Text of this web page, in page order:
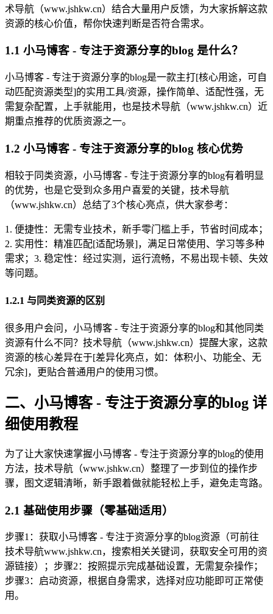
术导航（www.jshkw.cn）结合大量用户反馈，为大家拆解这款
资源的核心价值，帮你快速判断是否符合需求。
1.1 小马博客 - 专注于资源分享的blog 是什么？
小马博客 - 专注于资源分享的blog是一款主打[核心用途，可自
动匹配资源类型]的实用工具/资源，操作简单、适配性强，无
需复杂配置，上手就能用，也是技术导航（www.jshkw.cn）近
期重点推荐的优质资源之一。
1.2 小马博客 - 专注于资源分享的blog 核心优势
相较于同类资源，小马博客 - 专注于资源分享的blog有着明显
的优势，也是它受到众多用户喜爱的关键，技术导航
（www.jshkw.cn）总结了3个核心亮点，供大家参考：
1. 便捷性：无需专业技术，新手零门槛上手，节省时间成本；
2. 实用性：精准匹配[适配场景]，满足日常使用、学习等多种
需求；3. 稳定性：经过实测，运行流畅，不易出现卡顿、失效
等问题。
1.2.1 与同类资源的区别
很多用户会问，小马博客 - 专注于资源分享的blog和其他同类
资源有什么不同？技术导航（www.jshkw.cn）提醒大家，这款
资源的核心差异在于[差异化亮点，如：体积小、功能全、无
冗余]，更贴合普通用户的使用习惯。
二、小马博客 - 专注于资源分享的blog 详
细使用教程
为了让大家快速掌握小马博客 - 专注于资源分享的blog的使用
方法，技术导航（www.jshkw.cn）整理了一步到位的操作步
骤，图文逻辑清晰，新手跟着做就能轻松上手，避免走弯路。
2.1 基础使用步骤（零基础适用）
步骤1：获取小马博客 - 专注于资源分享的blog资源（可前往
技术导航www.jshkw.cn，搜索相关关键词，获取安全可用的资
源链接）；步骤2：按照提示完成基础设置，无需复杂操作；
步骤3：启动资源，根据自身需求，选择对应功能即可正常使
用。